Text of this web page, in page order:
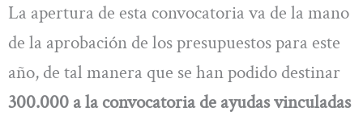
La apertura de esta convocatoria va de la mano
de la aprobación de los presupuestos para este
año, de tal manera que se han podido destinar
300.000 a la convocatoria de ayudas vinculadas